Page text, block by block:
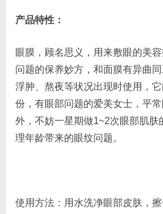
产品特性：
眼膜，顾名思义，用来敷眼的美
问题的保养妙方，和面膜有异曲
浮肿、熬夜等状况出现时使用，
份，有眼部问题的爱美女士，平
外，不妨一星期做1~2次眼部肌肤
理年龄带来的眼纹问题。
使用方法：用水洗净眼部皮肤，